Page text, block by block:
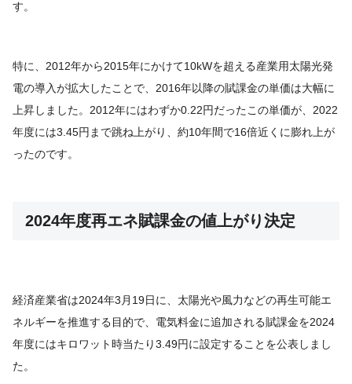
す。
特に、2012年から2015年にかけて10kWを超える産業用太陽光発
電の導入が拡大したことで、2016年以降の賦課金の単価は大幅に
上昇しました。2012年にはわずか0.22円だったこの単価が、2022
年度には3.45円まで跳ね上がり、約10年間で16倍近くに膨れ上が
ったのです。
2024年度再エネ賦課金の値上がり決定
経済産業省は2024年3月19日に、太陽光や風力などの再生可能エ
ネルギーを推進する目的で、電気料金に追加される賦課金を2024
年度にはキロワット時当たり3.49円に設定することを公表しまし
た。